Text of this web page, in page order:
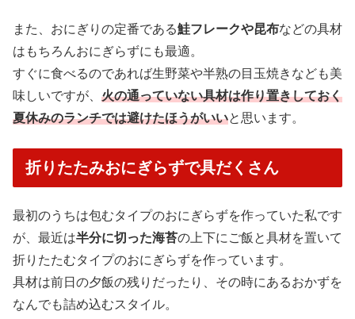
また、おにぎりの定番である鮭フレークや昆布などの具材
はもちろんおにぎらずにも最適。
すぐに食べるのであれば生野菜や半熟の目玉焼きなども美
味しいですが、 火の通っていない具材は作り置きしておく
夏休みのランチでは避けたほうがいいと思います。
折りたたみおにぎらずで具だくさん
最初のうちは包むタイプのおにぎらずを作っていた私です
が、最近は半分に切った海苔の上下にご飯と具材を置いて
折りたたむタイプのおにぎらずを作っています。
具材は前日の夕飯の残りだったり、その時にあるおかずを
なんでも詰め込むスタイル。